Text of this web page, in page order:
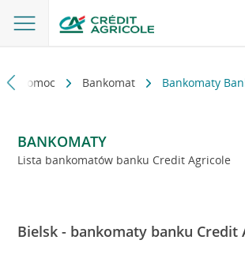
i pomoc Bankomat Bankomaty
BANKOMATY
Lista bankomatów banku Credit Agricole
Bielsk - bankomaty banku Credit